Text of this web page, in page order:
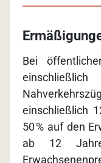
Bei
einschließlich
50 % auf den
ab 12